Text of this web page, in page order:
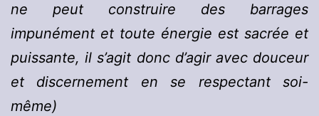
ne peut construire des barrages
impunément et toute énergie est sacrée et
puissante, il s’agit donc d’agir avec douceur
et discernement en se respectant soi-
même)